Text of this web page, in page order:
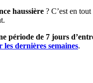
haussière ? C’est en
période de 7 jours
dernières semaines.